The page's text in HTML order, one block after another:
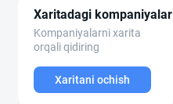
Xaritadagi kompaniyalar
Kompaniyalarni xarita
orqali qidiring
Xaritani ochish